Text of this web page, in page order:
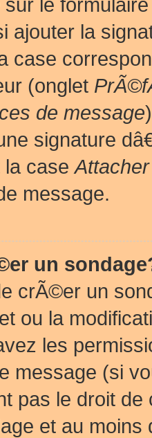
ajouter la
case
(onglet
de message
signature
la case
message.
un
crÃ©er un
ou la
les
message (si
pas le droit
et au